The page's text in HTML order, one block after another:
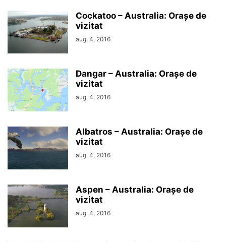
Cockatoo – Australia: Orașe de
vizitat
aug. 4, 2016
Dangar – Australia: Orașe de
vizitat
aug. 4, 2016
Albatros – Australia: Orașe de
vizitat
aug. 4, 2016
Aspen – Australia: Orașe de
vizitat
aug. 4, 2016